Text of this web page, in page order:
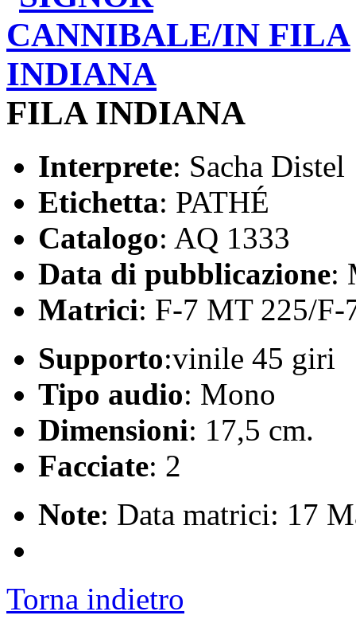
FILA INDIANA
Interprete: Sacha Distel
Etichetta: PATHÉ
Catalogo: AQ 1333
Data di pubblicazione:
Matrici: F-7 MT 225/F-
Supporto:vinile 45 giri
Tipo audio: Mono
Dimensioni: 17,5 cm.
Facciate: 2
Note: Data matrici: 17
Torna indietro